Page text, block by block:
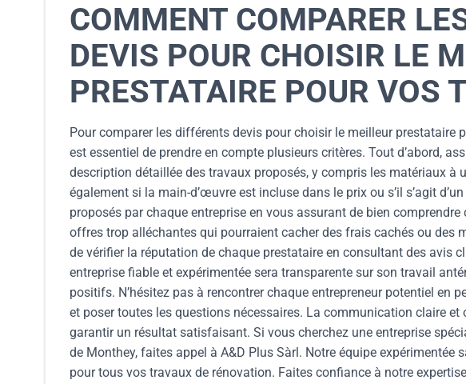
COMMENT COMPARER
DEVIS POUR CHOISIR LE
PRESTATAIRE POUR VOS
Pour comparer les différents devis pour choisir le meilleur prestataire
est essentiel de prendre en compte plusieurs critères. Tout d’abord,
description détaillée des travaux proposés, y compris les matériaux à
également si la main-d’œuvre est incluse dans le prix ou s’il s’agit
proposés par chaque entreprise en vous assurant de bien
offres trop alléchantes qui pourraient cacher des frais cachés ou des
de vérifier la réputation de chaque prestataire en consultant des avis
entreprise fiable et expérimentée sera transparente sur son travail
positifs. N’hésitez pas à rencontrer chaque entrepreneur potentiel en
et poser toutes les questions nécessaires. La communication claire
garantir un résultat satisfaisant. Si vous cherchez une entreprise
de Monthey, faites appel à A&D Plus Sàrl. Notre équipe
pour tous vos travaux de rénovation. Faites confiance à notre